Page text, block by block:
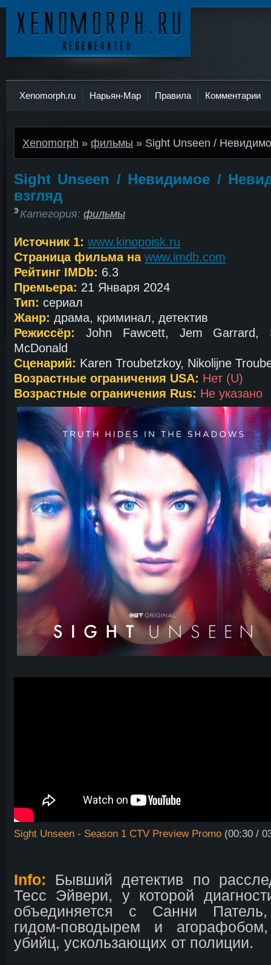
Xenomorph.ru Нарьян-Мар Правила Комментарии
Xenomorph » фильмы » Sight Unseen /
Sight Unseen / Невидимое /
взгляд
Категория: фильмы
Источник 1: www.kinopoisk.ru
Страница фильма на www.imdb.com
Рейтинг IMDb: 6.3
Премьера: 21 Января 2024
Тип: сериал
Жанр: драма, криминал, детектив
Режиссёр: John Fawcett, Jem Garrard,
McDonald
Сценарий: Karen Troubetzkoy, Nikolijne
Возрастные ограничения USA: Нет (U)
Возрастные ограничения Rus: Не указано
Sight Unseen - Season 1 CTV Preview Promo (00:30 /
Info: Бывший детектив по
Тесс Эйвери, у которой
объединяется с Санни
гидом-поводырем и
убийц, ускользающих от полиции.